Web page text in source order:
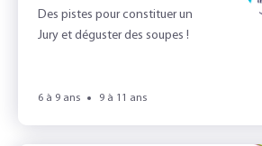
Des pistes pour constituer un
Jury et déguster des soupes !
6 à 9 ans 9 à 11 ans